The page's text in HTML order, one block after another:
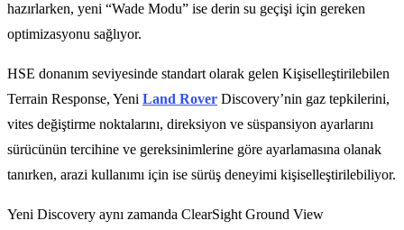
hazırlarken, yeni “Wade Modu” ise derin su geçişi için gereken
optimizasyonu sağlıyor.
HSE donanım seviyesinde standart olarak gelen Kişiselleştirilebilen
Terrain Response, Yeni Land Rover Discovery’nin gaz tepkilerini,
vites değiştirme noktalarını, direksiyon ve süspansiyon ayarlarını
sürücünün tercihine ve gereksinimlerine göre ayarlamasına olanak
tanırken, arazi kullanımı için ise sürüş deneyimi kişiselleştirilebiliyor.
Yeni Discovery aynı zamanda ClearSight Ground View